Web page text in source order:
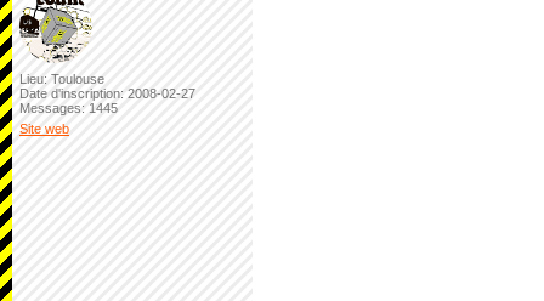
Lieu: Toulouse
Date d'inscription: 2008-02-27
Messages: 1445
Site web